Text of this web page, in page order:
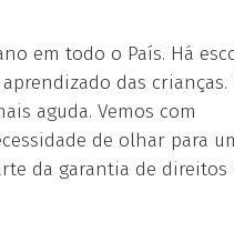
em todo o País. Há
das crianças.
aguda. Vemos com
de olhar para
da garantia de direitos